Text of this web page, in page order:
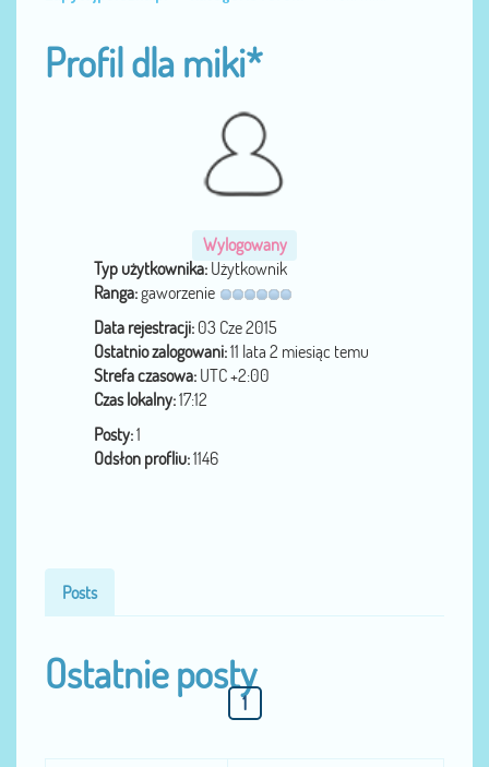
Profil dla miki*
Wylogowany
Typ użytkownika: Użytkownik
Ranga:gaworzenie
Data rejestracji: 03 Cze 2015
Ostatnio zalogowani:11 lata 2 miesiąc temu
Strefa czasowa: UTC +2:00
Czas lokalny:17:12
Posty:1
Odsłon profliu:1146
Posts
Ostatnie posty
1